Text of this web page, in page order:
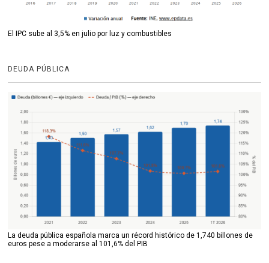
El IPC sube al 3,5% en julio por luz y combustibles
DEUDA PÚBLICA
La deuda pública española marca un récord histórico de 1,740 billones de
euros pese a moderarse al 101,6% del PIB